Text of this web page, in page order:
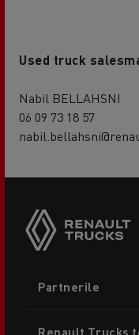
Used truck
Nabil BELLAHSNI
06 09 73 18 57
menu
Partnerile
Renault Trucks